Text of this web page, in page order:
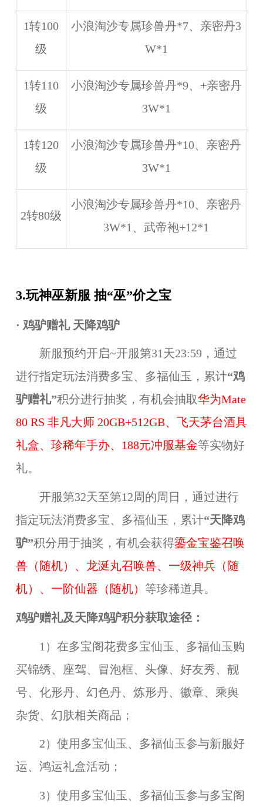
1转100
级
小浪淘沙专属珍兽丹*7、亲密丹3
W*1
1转110
级
小浪淘沙专属珍兽丹*9、+亲密丹
3W*1
1转120
级
小浪淘沙专属珍兽丹*10、亲密丹
3W*1
2转80级
小浪淘沙专属珍兽丹*10、亲密丹
3W*1、武帝袍+12*1
3.玩神巫新服 抽“巫”价之宝
· 鸡驴赠礼 天降鸡驴
新服预约开启~开服第31天23:59，通过
进行指定玩法消费多宝、多福仙玉，累计“鸡
驴赠礼”积分进行抽奖，有机会抽取华为Mate
80 RS 非凡大师 20GB+512GB、飞天茅台酒具
礼盒、珍稀年手办、188元冲服基金等实物好
礼。
开服第32天至第12周的周日，通过进行
指定玩法消费多宝、多福仙玉，累计“天降鸡
驴”积分用于抽奖，有机会获得鎏金宝鉴召唤
兽（随机）、龙涎丸召唤兽、一级神兵（随
机）、一阶仙器（随机） 等珍稀道具。
鸡驴赠礼及天降鸡驴积分获取途径：
1）在多宝阁花费多宝仙玉、多福仙玉购
买锦绣、座驾、冒泡框、头像、好友秀、靓
号、化形丹、幻色丹、炼形丹、徽章、乘舆
杂货、幻肤相关商品；
2）使用多宝仙玉、多福仙玉参与新服好
运、鸿运礼盒活动；
3）使用多宝仙玉、多福仙玉参与多宝阁